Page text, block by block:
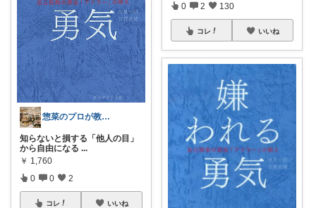
惣菜のプロが教える！映えるキッチングッズ
知らないと損する「他人の目」
から自由になる ...
￥ 1,760
0 0 2
コレ いいね
0 2 130
コレ いいね